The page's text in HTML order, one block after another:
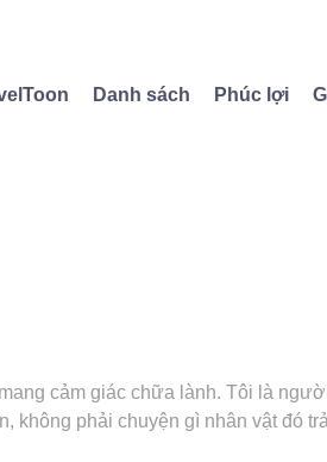
Danh sách Phúc lợi
cảm giác chữa lành. Tôi là
không phải chuyện gì nhân vật đó